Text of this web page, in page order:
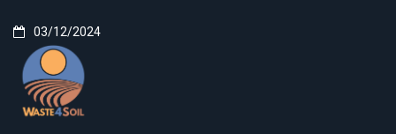
03/12/2024